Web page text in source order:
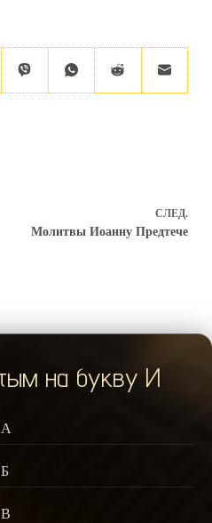
СЛЕД.
Молитвы Иоанну Предтече
на букву И